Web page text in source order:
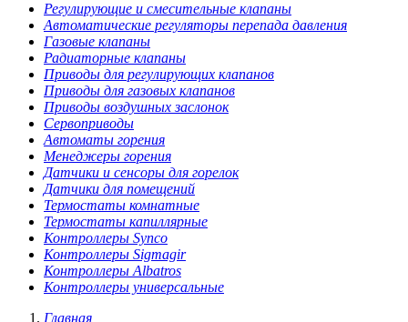
Регулирующие и смесительные клапаны
Автоматические регуляторы перепада давления
Газовые клапаны
Радиаторные клапаны
Приводы для регулирующих клапанов
Приводы для газовых клапанов
Приводы воздушных заслонок
Сервоприводы
Автоматы горения
Менеджеры горения
Датчики и сенсоры для горелок
Датчики для помещений
Термостаты комнатные
Термостаты капиллярные
Контроллеры Synco
Контроллеры Sigmagir
Контроллеры Albatros
Контроллеры универсальные
Главная